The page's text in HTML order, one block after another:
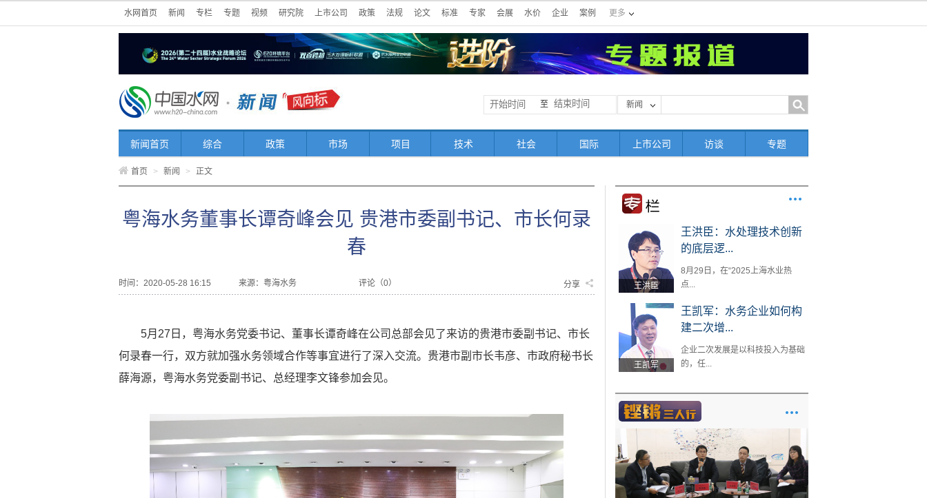
水网首页 新闻 专栏 专题 视频 研究院 上市公司 政策 法规 论文 标准 专家 会展 水价 企业 案例 更多
至 新闻
新闻首页 综合 政策 市场 项目 技术 社会 国际 上市公司 访谈 专题
首页 > 新闻 > 正文
粤海水务董事长谭奇峰会见 贵港市委副书记、市长何录
春
时间：2020-05-28 16:15 来源： 粤海水务 评论（0） 分享
5月27日，粤海水务党委书记、董事长谭奇峰在公司总部会见了来访的贵港市委副书记、市长
何录春一行，双方就加强水务领域合作等事宜进行了深入交流。贵港市副市长韦彦、市政府秘书长
薛海源，粤海水务党委副书记、总经理李文锋参加会见。
王洪臣
王洪臣：水处理技术创新
的底层逻...
8月29日，在“2025上海水业热
点...
王凯军
王凯军：水务企业如何构
建二次增...
企业二次发展是以科技投入为基础
的，任...